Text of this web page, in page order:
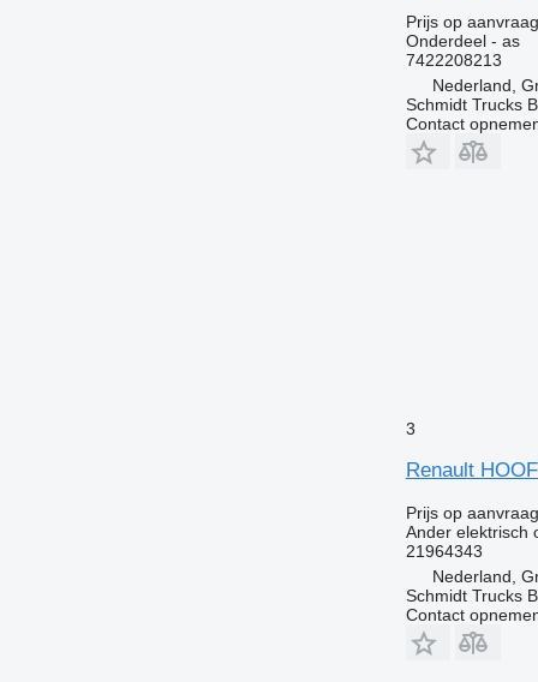
Prijs op aanvraag
Onderdeel - as
7422208213
Nederland,
Schmidt Trucks
Contact
3
Renault
Prijs op aanvraag
Ander elektrisch
21964343
Nederland,
Schmidt Trucks
Contact